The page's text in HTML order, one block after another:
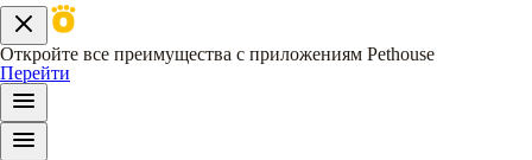
Откройте все преимущества с приложениям Pethouse
Перейти